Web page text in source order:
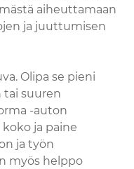
aiheuttamaan
ja juuttumisen
Olipa se pieni
tai suuren
-auton
ja paine
ja työn
myös helppo